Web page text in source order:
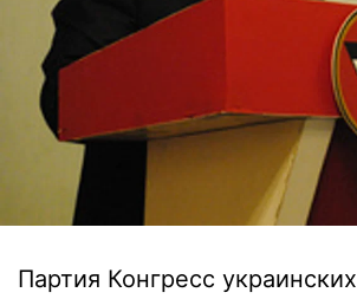
Партия Конгресс украинских